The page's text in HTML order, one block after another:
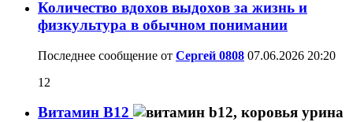
Количество вдохов выдохов за жизнь и
физкультура в обычном понимании
Последнее сообщение от Сергей 0808 07.06.2026 20:20
12
Витамин B12